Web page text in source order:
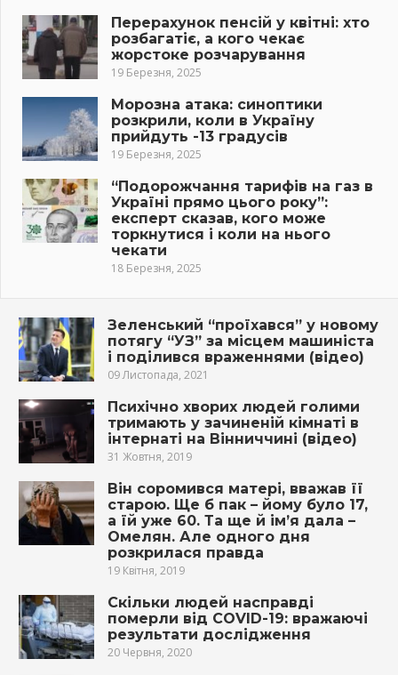
Перерахунок пенсій у квітні: хто
розбагатіє, а кого чекає
жорстоке розчарування
19 Березня, 2025
Морозна атака: синоптики
розкрили, коли в Україну
прийдуть -13 градусів
19 Березня, 2025
“Подорожчання тарифів на газ в
Україні прямо цього року”:
експерт сказав, кого може
торкнутися і коли на нього
чекати
18 Березня, 2025
Зеленський “проїхався” у новому
потягу “УЗ” за місцем машиніста
і поділився враженнями (відео)
09 Листопада, 2021
Психічно хворих людей голими
тримають у зачиненій кімнаті в
інтернаті на Вінниччині (відео)
31 Жовтня, 2019
Він соромився матері, вважав її
старою. Ще б пак – йому було 17,
а їй уже 60. Та ще й ім’я дала –
Омелян. Але одного дня
розкрилася правда
19 Квітня, 2019
Скільки людей насправді
померли від COVID-19: вражаючі
результати дослідження
20 Червня, 2020